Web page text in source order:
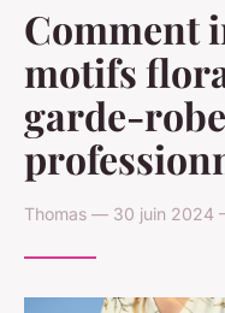
Comment
motifs
garde-robe
Thomas — 30 juin 2024